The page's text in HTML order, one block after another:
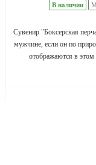
В наличии
Сувенир "Боксерская
мужчине, если он по
отображаются в этом